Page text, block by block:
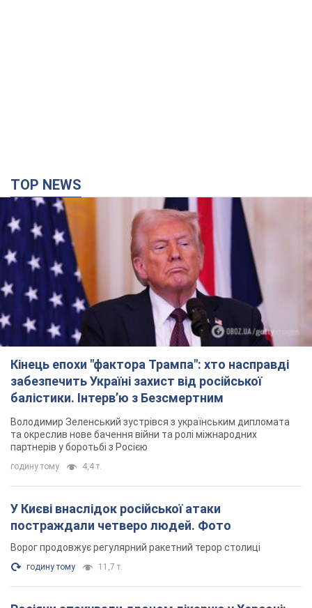
TOP NEWS
Кінець епохи "фактора Трампа": хто насправді
забезпечить Україні захист від російської
балістики. Інтерв’ю з Безсмертним
Володимир Зеленський зустрівся з українським дипломата
та окреслив нове бачення війни та ролі міжнародних
партнерів у боротьбі з Росією
годину тому 4,4 т.
У Києві внаслідок російської атаки
постраждали четверо людей. Фото
Ворог продовжує регулярний ракетний терор столиці
годину тому 11,7 т.